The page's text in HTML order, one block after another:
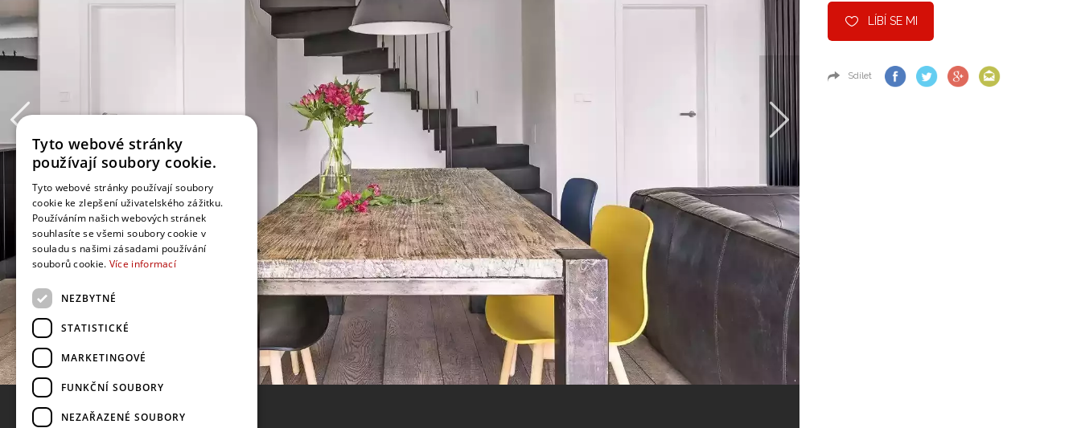
LÍBÍ SE MI
Sdílet
Tyto webové stránky
používají soubory cookie.
Tyto webové stránky používají soubory
cookie ke zlepšení uživatelského zážitku.
Používáním našich webových stránek
souhlasíte se všemi soubory cookie v
souladu s našimi zásadami používání
souborů cookie. Více informací
NEZBYTNÉ
STATISTICKÉ
MARKETINGOVÉ
FUNKČNÍ SOUBORY
NEZAŘAZENÉ SOUBORY